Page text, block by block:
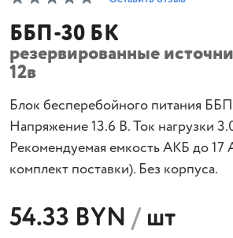
ББП-30 БК
резервированные
12в
Блок бесперебойного питания
Напряжение 13.6 В. Ток нагрузки
Рекомендуемая емкость АКБ до 17
комплект поставки). Без корпуса.
54.33 BYN/шт